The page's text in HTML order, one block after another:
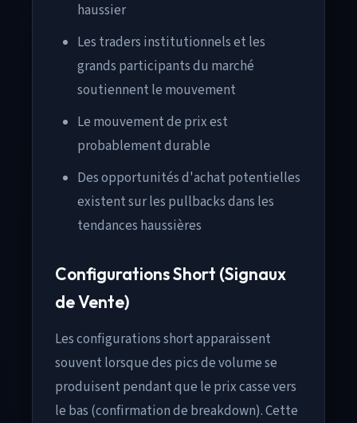
haussier
Les traders institutionnels et les
grands participants du marché
soutiennent le mouvement
Le mouvement de prix est
probablement durable
Des opportunités d'achat potentielles
existent sur les pullbacks dans les
tendances haussières
Configurations Short (Signaux
de Vente)
Les configurations short apparaissent
souvent lorsque des pics de volume se
produisent pendant que le prix casse vers
le bas (confirmation de breakdown). Cette